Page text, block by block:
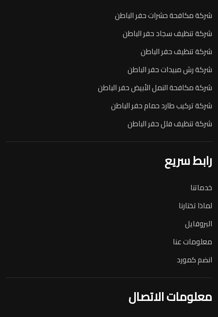
شركة مكافحة حشرات حفر الباطن
شركة تنظيف سجاد حفر الباطن
شركة تنظيف حفر الباطن
شركة رش مبيدات حفر الباطن
شركة مكافحة النمل الأبيض حفر الباطن
شركة تركيب طارد حمام حفر الباطن
شركة تنظيف فلل حفر الباطن
رابط سريع
خدماتنا
لماذا تختارنا
البروفايل
معلومات عنا
انضم كمورد
معلومات الاتصال